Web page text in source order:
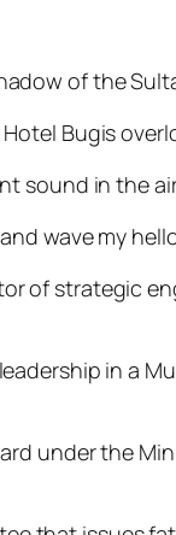
of the
Bugis
sound in the
wave my
of strategic
in a
under the